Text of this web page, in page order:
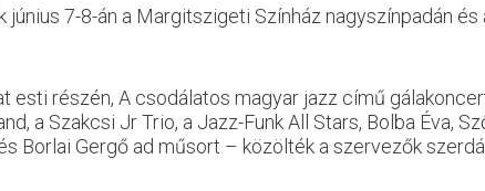
7-8-án a Margitszigeti Színház nagyszínpadán
esti részén, A csodálatos magyar jazz című
a Szakcsi Jr Trio, a Jazz-Funk All Stars, Bolba Éva,
Borlai Gergő ad műsort – közölték a szervezők